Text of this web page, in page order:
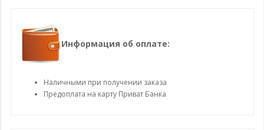
Информация об оплате:
Наличными при получении заказа
Предоплата на карту Приват Банка